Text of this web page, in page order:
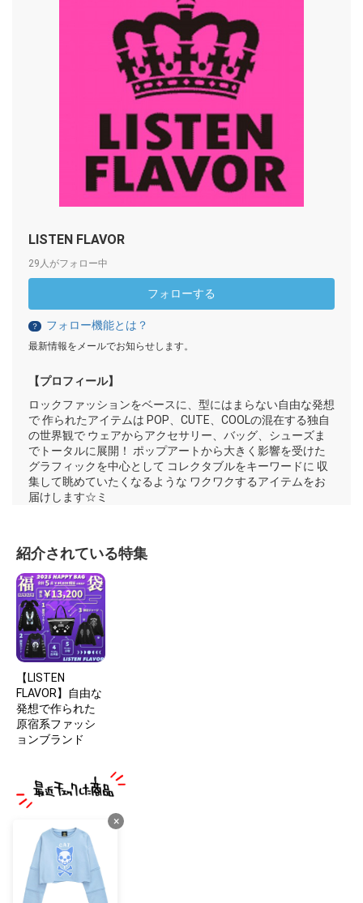
LISTEN FLAVOR
29人がフォロー中
フォローする
？ フォロー機能とは？
最新情報をメールでお知らせします。
【プロフィール】
ロックファッションをベースに、型にはまらない自由な発想
で 作られたアイテムは POP、CUTE、COOLの混在する独自
の世界観で ウェアからアクセサリー、バッグ、シューズま
でトータルに展開！ ポップアートから大きく影響を受けた
グラフィックを中心として コレクタブルをキーワードに 収
集して眺めていたくなるような ワクワクするアイテムをお
届けします☆ミ
紹介されている特集
【LISTEN
FLAVOR】自由な
発想で作られた
原宿系ファッシ
ョンブランド
×